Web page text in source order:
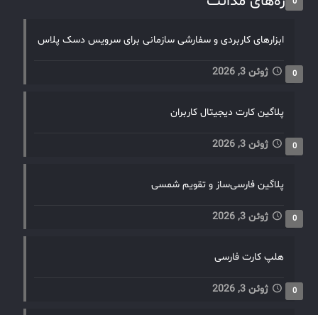
ابزارهای کاربردی و سفارشی سازمانی برای سرویس دسک پلاس
ژوئن 3, 2026 0
پلاگین کارت دیجیتال کاربران
ژوئن 3, 2026 0
پلاگین فارسی‌ساز و تقویم شمسی
ژوئن 3, 2026 0
هلپ کارت فارسی
ژوئن 3, 2026 0